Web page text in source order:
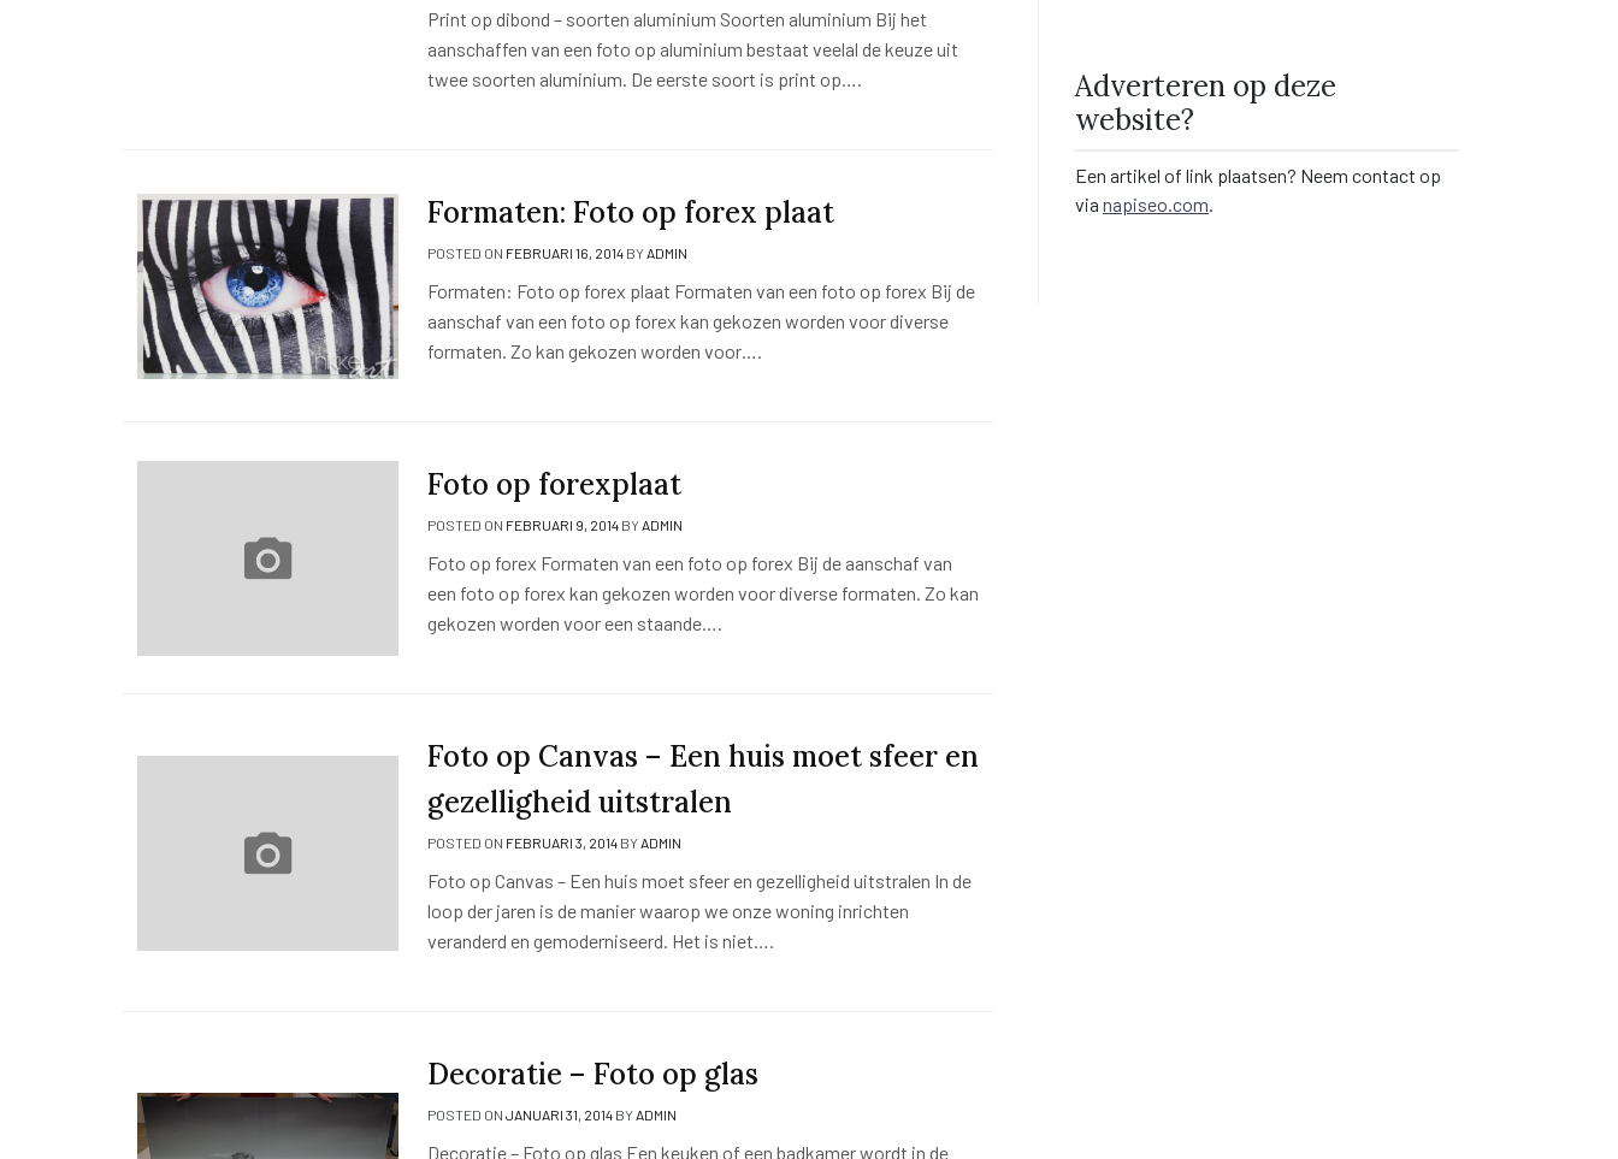
Print op dibond – soorten aluminium Soorten aluminium Bij het
aanschaffen van een foto op aluminium bestaat veelal de keuze uit
twee soorten aluminium. De eerste soort is print op….
Formaten: Foto op forex plaat
POSTED ON FEBRUARI 16, 2014 BYADMIN
Formaten: Foto op forex plaat Formaten van een foto op forex Bij de
aanschaf van een foto op forex kan gekozen worden voor diverse
formaten. Zo kan gekozen worden voor….
Foto op forexplaat
POSTED ON FEBRUARI 9, 2014 BYADMIN
Foto op forex Formaten van een foto op forex Bij de aanschaf van
een foto op forex kan gekozen worden voor diverse formaten. Zo kan
gekozen worden voor een staande….
Foto op Canvas – Een huis moet sfeer en
gezelligheid uitstralen
POSTED ON FEBRUARI 3, 2014 BYADMIN
Foto op Canvas – Een huis moet sfeer en gezelligheid uitstralen In de
loop der jaren is de manier waarop we onze woning inrichten
veranderd en gemoderniseerd. Het is niet….
Decoratie – Foto op glas
POSTED ON JANUARI 31, 2014 BYADMIN
Decoratie – Foto op glas Een keuken of een badkamer wordt in de
Adverteren op deze
website?
Een artikel of link plaatsen? Neem contact op
via napiseo.com